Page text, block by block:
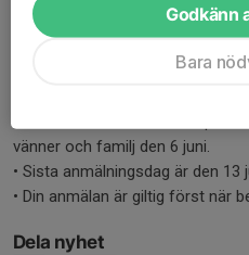
Alla är välkomna till festen,
• Anmälan är öppen endast för
vänner och familj den 6 juni.
• Sista anmälningsdag är den 13
• Din anmälan är giltig först när
Dela nyhet
Godkänn
Bara